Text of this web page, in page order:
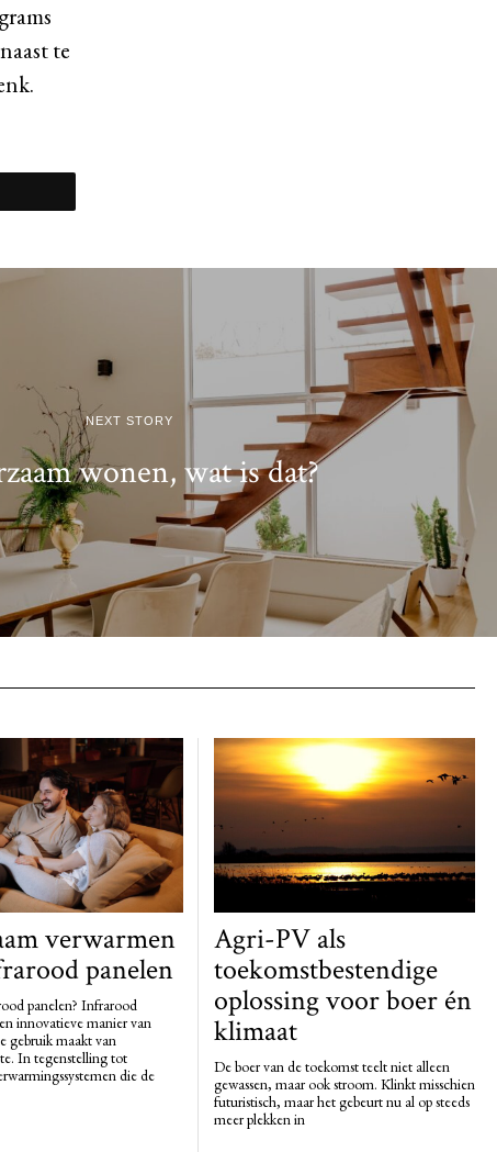
te
NEXT STORY
wonen, wat is dat?
verwarmen
panelen
panelen? Infrarood
innovatieve manier van
gebruik maakt van
In tegenstelling tot
die de
Agri-PV als
toekomstbestendige
oplossing voor boer én
klimaat
De boer van de toekomst teelt niet alleen
gewassen, maar ook stroom. Klinkt misschien
futuristisch, maar het gebeurt nu al op steeds
meer plekken in